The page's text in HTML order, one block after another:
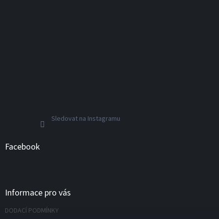
Sledovat na Instagramu
Facebook
Informace pro vás
DODACÍ PODMÍNKY